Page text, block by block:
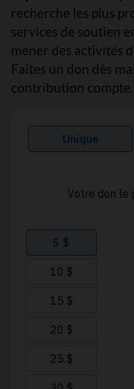
recherche les plus
services de soutien
mener des activités
Faites un don dès
contribution compte.